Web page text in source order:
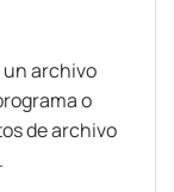
un archivo
o
de archivo